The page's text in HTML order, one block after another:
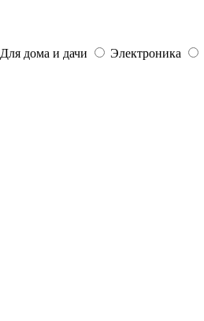
Для дома и дачи Электроника